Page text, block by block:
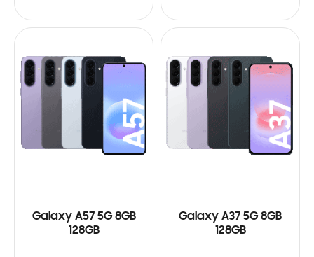
Galaxy A57 5G 8GB
128GB
Galaxy A37 5G 8GB
128GB